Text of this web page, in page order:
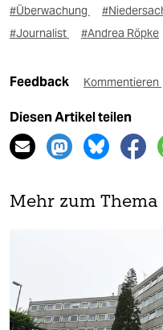
#Überwachung
#Journalist
#Andrea Röpke
Feedback Kommentieren
Diesen Artikel teilen
Mehr zum Thema